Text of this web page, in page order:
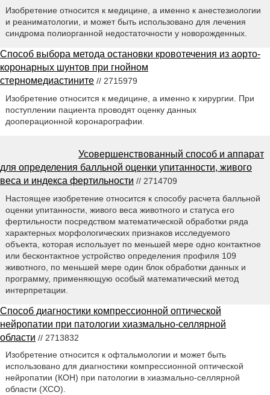
Изобретение относится к медицине, а именно к анестезиологии
и реаниматологии, и может быть использовано для лечения
синдрома полиорганной недостаточности у новорожденных.
Способ выбора метода остановки кровотечения из аорто-
коронарных шунтов при гнойном
стерномедиастините // 2715979
Изобретение относится к медицине, а именно к хирургии. При
поступлении пациента проводят оценку данных
дооперационной коронарографии.
Усовершенствованный способ и аппарат
для определения балльной оценки упитанности, живого
веса и индекса фертильности // 2714709
Настоящее изобретение относится к способу расчета балльной
оценки упитанности, живого веса животного и статуса его
фертильности посредством математической обработки ряда
характерных морфологических признаков исследуемого
объекта, которая использует по меньшей мере одно контактное
или бесконтактное устройство определения профиля 109
животного, по меньшей мере один блок обработки данных и
программу, применяющую особый математический метод
интерпретации.
Способ диагностики компрессионной оптической
нейропатии при патологии хиазмально-селлярной
области // 2713832
Изобретение относится к офтальмологии и может быть
использовано для диагностики компрессионной оптической
нейропатии (КОН) при патологии в хиазмально-селлярной
области (ХСО).